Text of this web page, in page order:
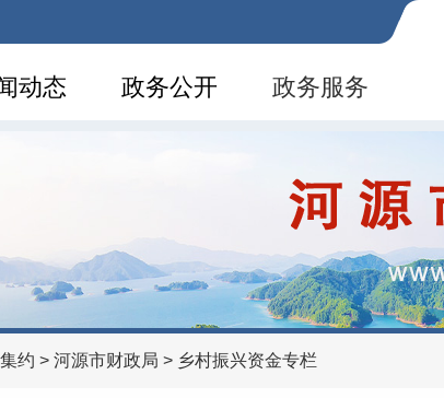
动态 政务公开 政务服务
约 > 河源市财政局 > 乡村振兴资金专栏